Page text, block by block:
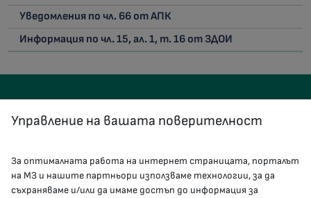
Уведомления по чл. 66 от АПК
Информация по чл. 15, ал. 1, т. 16 от ЗДОИ
КОНТАКТИ
Управление на вашата поверителност
За оптималната работа на интернет страницата, порталът
на МЗ и нашите партньори използваме технологии, за да
съхраняваме и/или да имаме достъп до информация за